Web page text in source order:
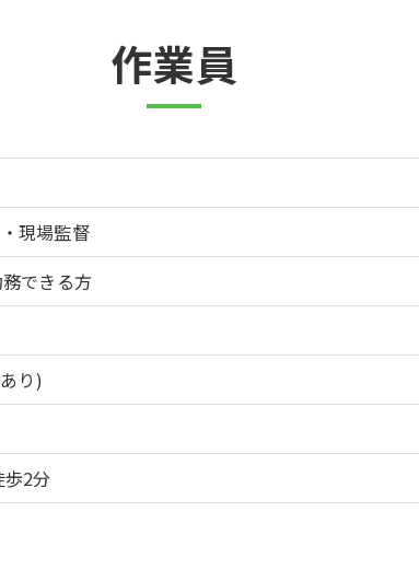
作業員
現場監督
できる方
り)
歩2分